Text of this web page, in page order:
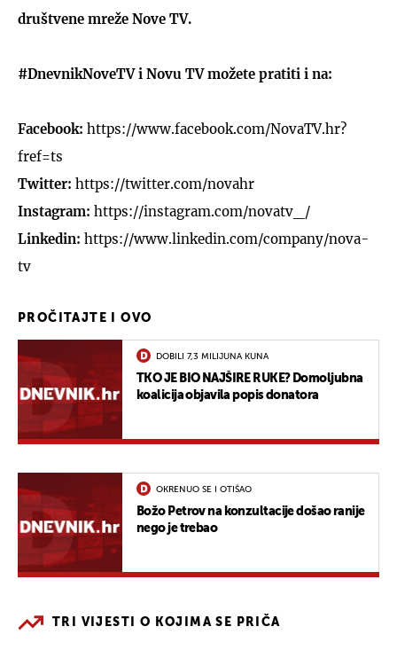
društvene mreže Nove TV.
#DnevnikNoveTV i Novu TV možete pratiti i na:
Facebook: https://www.facebook.com/NovaTV.hr?
fref=ts
Twitter: https://twitter.com/novahr
Instagram: https://instagram.com/novatv_/
Linkedin: https://www.linkedin.com/company/nova-
tv
PROČITAJTE I OVO
DOBILI 7,3 MILIJUNA KUNA
TKO JE BIO NAJŠIRE RUKE? Domoljubna
koalicija objavila popis donatora
OKRENUO SE I OTIŠAO
Božo Petrov na konzultacije došao ranije
nego je trebao
TRI VIJESTI O KOJIMA SE PRIČA